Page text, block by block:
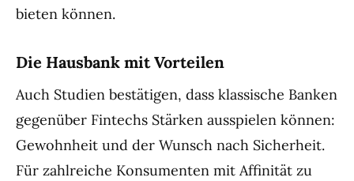
bieten können.
Die Hausbank mit Vorteilen
Auch Studien bestätigen, dass klassische Banken
gegenüber Fintechs Stärken ausspielen können:
Gewohnheit und der Wunsch nach Sicherheit.
Für zahlreiche Konsumenten mit Affinität zu